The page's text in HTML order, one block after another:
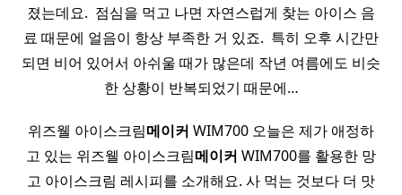
졌는데요. ​ 점심을 먹고 나면 자연스럽게 찾는 아이스 음
료 때문에 얼음이 항상 부족한 거 있죠. ​ 특히 오후 시간만
되면 비어 있어서 아쉬울 때가 많은데 작년 여름에도 비슷
한 상황이 반복되었기 때문에…
위즈웰 아이스크림메이커 WIM700 오늘은 제가 애정하
고 있는 위즈웰 아이스크림메이커 WIM700를 활용한 망
고 아이스크림 레시피를 소개해요. 사 먹는 것보다 더 맛